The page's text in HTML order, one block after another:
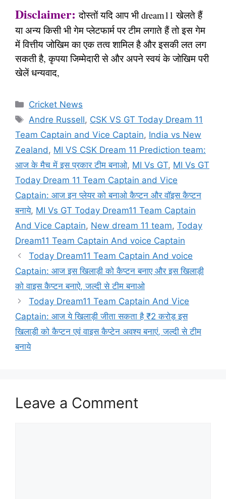
Disclaimer: दोस्तों यदि आप भी dream11 खेलते हैं
या अन्य किसी भी गेम प्लेटफार्म पर टीम लगाते हैं तो इस गेम
में वित्तीय जोखिम का एक तत्व शामिल है और इसकी लत लग
सकती है, कृपया जिम्मेदारी से और अपने स्वयं के जोखिम परी
खेलें धन्यवाद,
Categories
Cricket News
Tags
Andre Russell, CSK VS GT Today Dream 11
Team Captain and Vice Captain, India vs New
Zealand , MI VS CSK Dream 11 Prediction team:
आज के मैच में इस प्रकार टीम बनाओ, MI Vs GT, MI Vs GT
Today Dream 11 Team Captain and Vice
Captain: आज इन प्लेयर को बनाओ कैप्टन और वॉइस कैप्टन
बनाये, MI Vs GT Today Dream11 Team Captain
And Vice Captain, New dream 11 team, Today
Dream11 Team Captain And voice Captain
Today Dream11 Team Captain And voice
Captain: आज इस खिलाड़ी को कैप्टन बनाए और इस खिलाड़ी
को वाइस कैप्टन बनाऐ, जल्दी से टीम बनाओ
Today Dream11 Team Captain And Vice
Captain: आज ये खिलाड़ी जीता सकता है ₹2 करोड़ इस
खिलाड़ी को कैप्टन एवं वाइस कैप्टेन अवश्य बनाएं, जल्दी से टीम
बनाये
Leave a Comment